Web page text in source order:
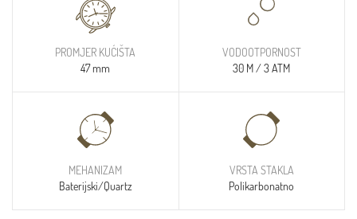
PROMJER KUĆIŠTA
47 mm
VODOOTPORNOST
30 M / 3 ATM
MEHANIZAM
Baterijski/Quartz
VRSTA STAKLA
Polikarbonatno